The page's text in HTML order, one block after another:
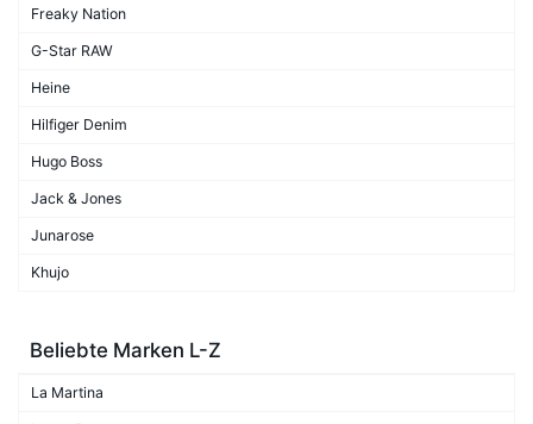
Freaky Nation
G-Star RAW
Heine
Hilfiger Denim
Hugo Boss
Jack & Jones
Junarose
Khujo
Beliebte Marken L-Z
La Martina